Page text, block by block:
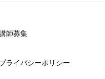
師募集
プライバシーポリシー